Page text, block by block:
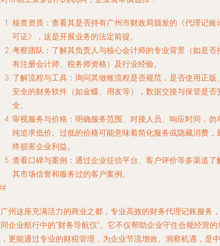
核查资质 ：查看其是否持有广州市财政局颁发的《代理记账
可证》，这是开展业务的法定前提。
考察团队 ：了解其负责人与核心会计师的专业背景（如是否
有注册会计师、税务师资格）及行业经验。
了解流程与工具 ：询问其做账流程是否规范，是否使用正版
安全的财务软件（如金蝶、用友等），数据交接与保管是否
全。
审视服务与价格 ：明确服务范围、对接人员、响应时间，勿
纯追求低价。过低的价格可能意味着简化服务或隐藏消费，
终损害企业利益。
查看口碑与案例 ：通过企业征信平台、客户评价等多渠道了
其市场信誉和服务过的客户案例。
州这座充满活力的商业之都，专业高效的财务代理记账服务，
企业航行中的“财务导航仪”。它不仅帮助企业守住合规经营的
更能通过专业的财税管理，为企业节流增效、洞察机遇，是中